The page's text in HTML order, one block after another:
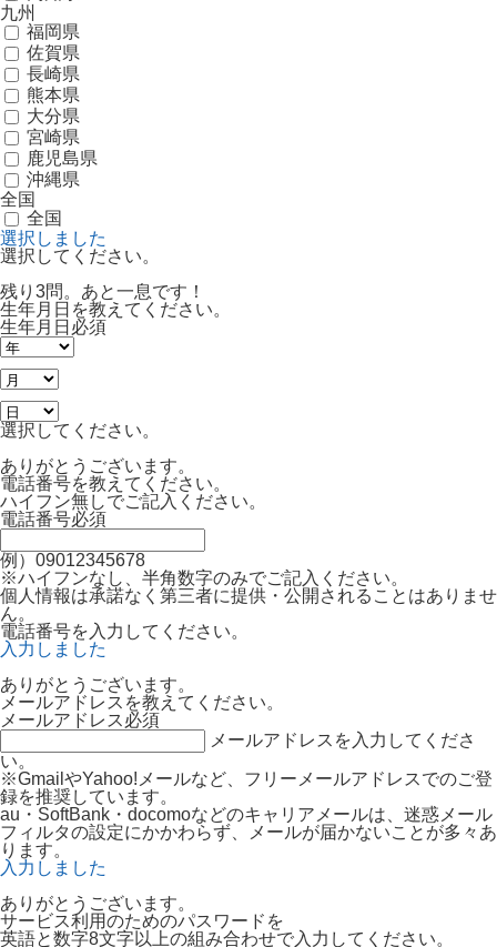
九州
福岡県
佐賀県
長崎県
熊本県
大分県
宮崎県
鹿児島県
沖縄県
全国
全国
選択しました
選択してください。
残り3問。あと一息です！
生年月日を教えてください。
生年月日 必須
選択してください。
ありがとうございます。
電話番号を教えてください。
ハイフン無しでご記入ください。
電話番号必須
例）09012345678
※ハイフンなし、半角数字のみでご記入ください。
個人情報は承諾なく第三者に提供・公開されることはありませ
ん。
電話番号を入力してください。
入力しました
ありがとうございます。
メールアドレスを教えてください。
メールアドレス必須
メールアドレスを入力してくださ
い。
※GmailやYahoo!メールなど、フリーメールアドレスでのご登
録を推奨しています。
au・SoftBank・docomoなどのキャリアメールは、迷惑メール
フィルタの設定にかかわらず、メールが届かないことが多々あ
ります。
入力しました
ありがとうございます。
サービス利用のためのパスワードを
英語と数字8文字以上の組み合わせで入力してください。